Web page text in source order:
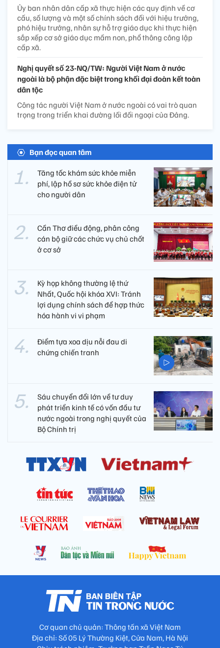
Ủy ban nhân dân cấp xã thực hiện các quy định về cơ
cấu, số lượng và một số chính sách đối với hiệu trưởng,
phó hiệu trưởng, nhân sự hỗ trợ giáo dục khi thực hiện
sắp xếp cơ sở giáo dục mầm non, phổ thông công lập
cấp xã.
Nghị quyết số 23-NQ/TW: Người Việt Nam ở nước
ngoài là bộ phận đặc biệt trong khối đại đoàn kết toàn
dân tộc
Công tác người Việt Nam ở nước ngoài có vai trò quan
trọng trong triển khai đường lối đối ngoại của Đảng.
Bạn đọc quan tâm
Tăng tốc khám sức khỏe miễn
phí, lập hồ sơ sức khỏe điện tử
cho người dân
Cần Thơ điều động, phân công
cán bộ giữ các chức vụ chủ chốt
ở cơ sở
Kỳ họp không thường lệ thứ
Nhất, Quốc hội khóa XVI: Tránh
lợi dụng chính sách để hợp thức
hóa hành vi vi phạm
Điểm tựa xoa dịu nỗi đau di
chứng chiến tranh
Sáu chuyển đổi lớn về tư duy
phát triển kinh tế có vốn đầu tư
nước ngoài trong nghị quyết của
Bộ Chính trị